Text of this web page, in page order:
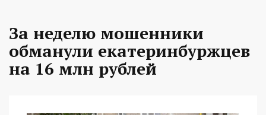
За неделю мошенники
обманули екатеринбуржцев
на 16 млн рублей